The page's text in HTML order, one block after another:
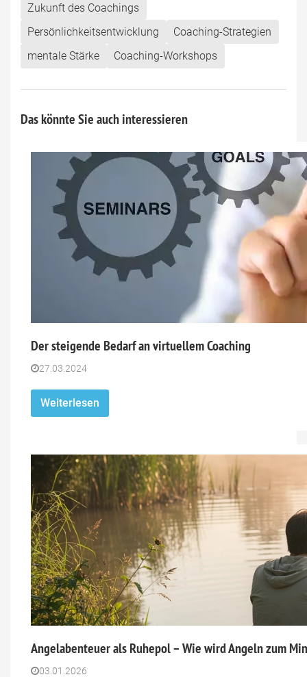
Zukunft des Coachings
Persönlichkeitsentwicklung
Coaching-Strategien
mentale Stärke
Coaching-Workshops
Das könnte Sie auch interessieren
Der steigende Bedarf an virtuellem Coaching
27.03.2024
Weiterlesen
Angelabenteuer als Ruhepol – Wie wird Angeln zum
03.01.2026